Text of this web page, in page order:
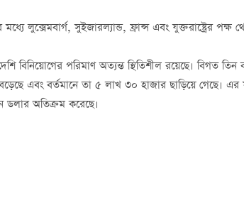
লুক্সেমবার্গ, সুইজারল্যান্ড, ফ্রান্স এবং যুক্তরাষ্ট্রের পক্ষ
বিনিয়োগের পরিমাণ অত্যন্ত স্থিতিশীল রয়েছে। বিগত তিন
এবং বর্তমানে তা ৫ লাখ ৩০ হাজার ছাড়িয়ে গেছে।
ডলার অতিক্রম করেছে।